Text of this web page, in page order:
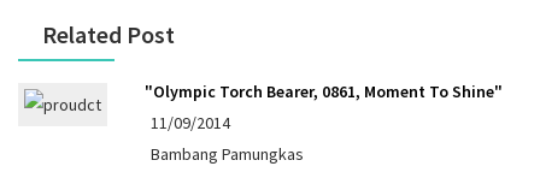
Related Post
"Olympic Torch Bearer, 0861, Moment To Shine"
11/09/2014
Bambang Pamungkas